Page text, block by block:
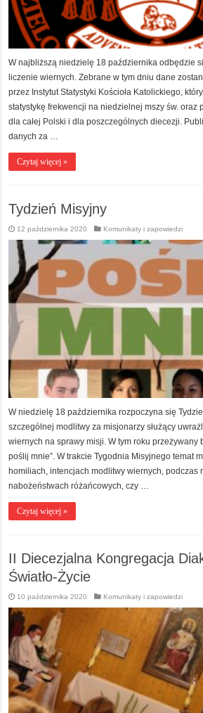
W najbliższą niedzielę 18 października odbędzie
liczenie wiernych. Zebrane w tym dniu dane
przez Instytut Statystyki Kościoła Katolickiego,
statystykę frekwencji na niedzielnej mszy św. oraz
dla całej Polski i dla poszczególnych diecezji.
danych za …
Czytaj więcej »
Tydzień Misyjny
12 października 2020 Komunikaty i zapowiedzi
W niedzielę 18 października rozpoczyna się
szczególnej modlitwy za misjonarzy służący
wiernych na sprawy misji. W tym roku przeżywany
poślij mnie”. W trakcie Tygodnia Misyjnego temat
homiliach, intencjach modlitwy wiernych, podczas
nabożeństwach różańcowych, czy …
Czytaj więcej »
II Diecezjalna Kongregacja
Światło-Życie
10 października 2020 Komunikaty i zapowiedzi